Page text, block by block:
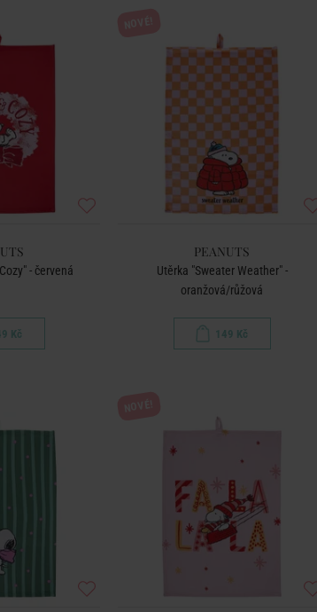
- červená
Kč
PEANUTS
Utěrka "Sweater Weather" -
oranžová/růžová
149 Kč